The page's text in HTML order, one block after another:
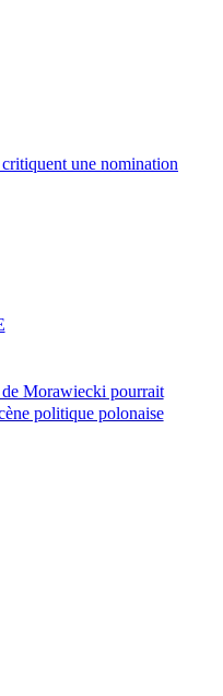
une nomination
Morawiecki pourrait
politique polonaise